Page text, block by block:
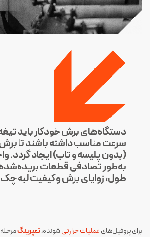
دستگاه‌های برش خودکار باید
سرعت مناسب داشته باشند تا
به‌طور تصادفی قطعات بریده‌شده
طول، زوایای برش و کیفیت لبه
برای پروفیل‌هایعملیات حرارتی‌شونده،تمپرینگ